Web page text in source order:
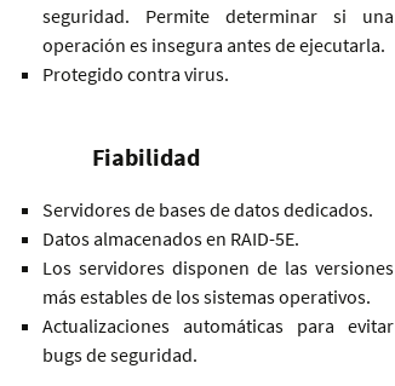
seguridad. Permite determinar si una
operación es insegura antes de ejecutarla.
Protegido contra virus.
Fiabilidad
Servidores de bases de datos dedicados.
Datos almacenados en RAID-5E.
Los servidores disponen de las versiones
más estables de los sistemas operativos.
Actualizaciones automáticas para evitar
bugs de seguridad.